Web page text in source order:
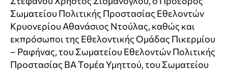
Σωματείου Πολιτικής Προστασίας Εθελοντών
Κρυονερίου Αθανάσιος Ντούλας, καθώς και
εκπρόσωποι της Εθελοντικής Ομάδας Πικερμίου
– Ραφήνας, του Σωματείου Εθελοντών Πολιτικής
Προστασίας ΒΑ Τομέα Υμηττού, του Σωματείου